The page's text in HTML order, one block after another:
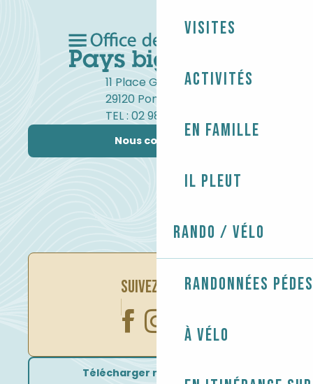
Visites
Activités
En famille
Il pleut
Rando / Vélo
Randonnées
À vélo
11 Place Gambetta
29120 Pont-l'Abbé
TEL : 02 98 82 37 99
Nous contacter
SUIVEZ-NOUS
Télécharger nos brochures